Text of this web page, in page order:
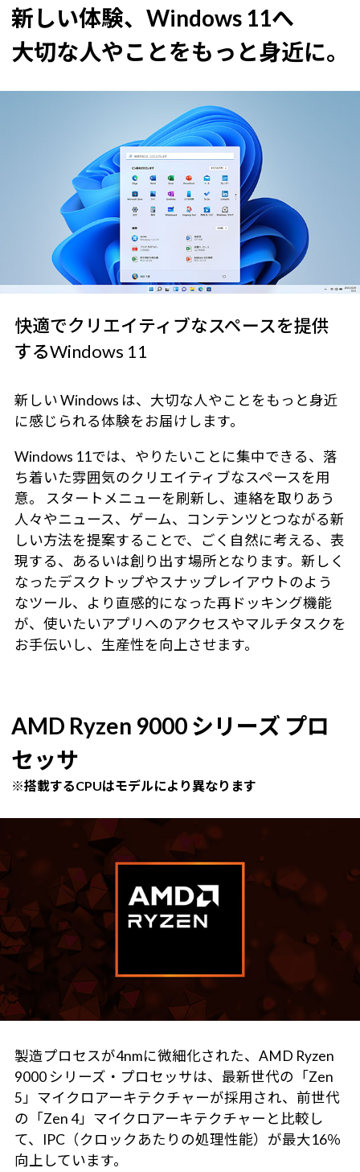
新しい体験、Windows 11へ
大切な人やことをもっと身近に。
快適でクリエイティブなスペースを提供
するWindows 11
新しい Windows は、大切な人やことをもっと身近
に感じられる体験をお届けします。
Windows 11では、やりたいことに集中できる、落
ち着いた雰囲気のクリエイティブなスペースを用
意。 スタートメニューを刷新し、連絡を取りあう
人々やニュース、ゲーム、コンテンツとつながる新
しい方法を提案することで、ごく自然に考える、表
現する、あるいは創り出す場所となります。新しく
なったデスクトップやスナップレイアウトのよう
なツール、より直感的になった再ドッキング機能
が、使いたいアプリへのアクセスやマルチタスクを
お手伝いし、生産性を向上させます。
AMD Ryzen 9000 シリーズ プロ
セッサ
※搭載するCPUはモデルにより異なります
製造プロセスが4nmに微細化された、AMD Ryzen
9000 シリーズ・プロセッサは、最新世代の「Zen
5」マイクロアーキテクチャーが採用され、前世代
の「Zen 4」マイクロアーキテクチャーと比較し
て、IPC（クロックあたりの処理性能）が最大16％
向上しています。